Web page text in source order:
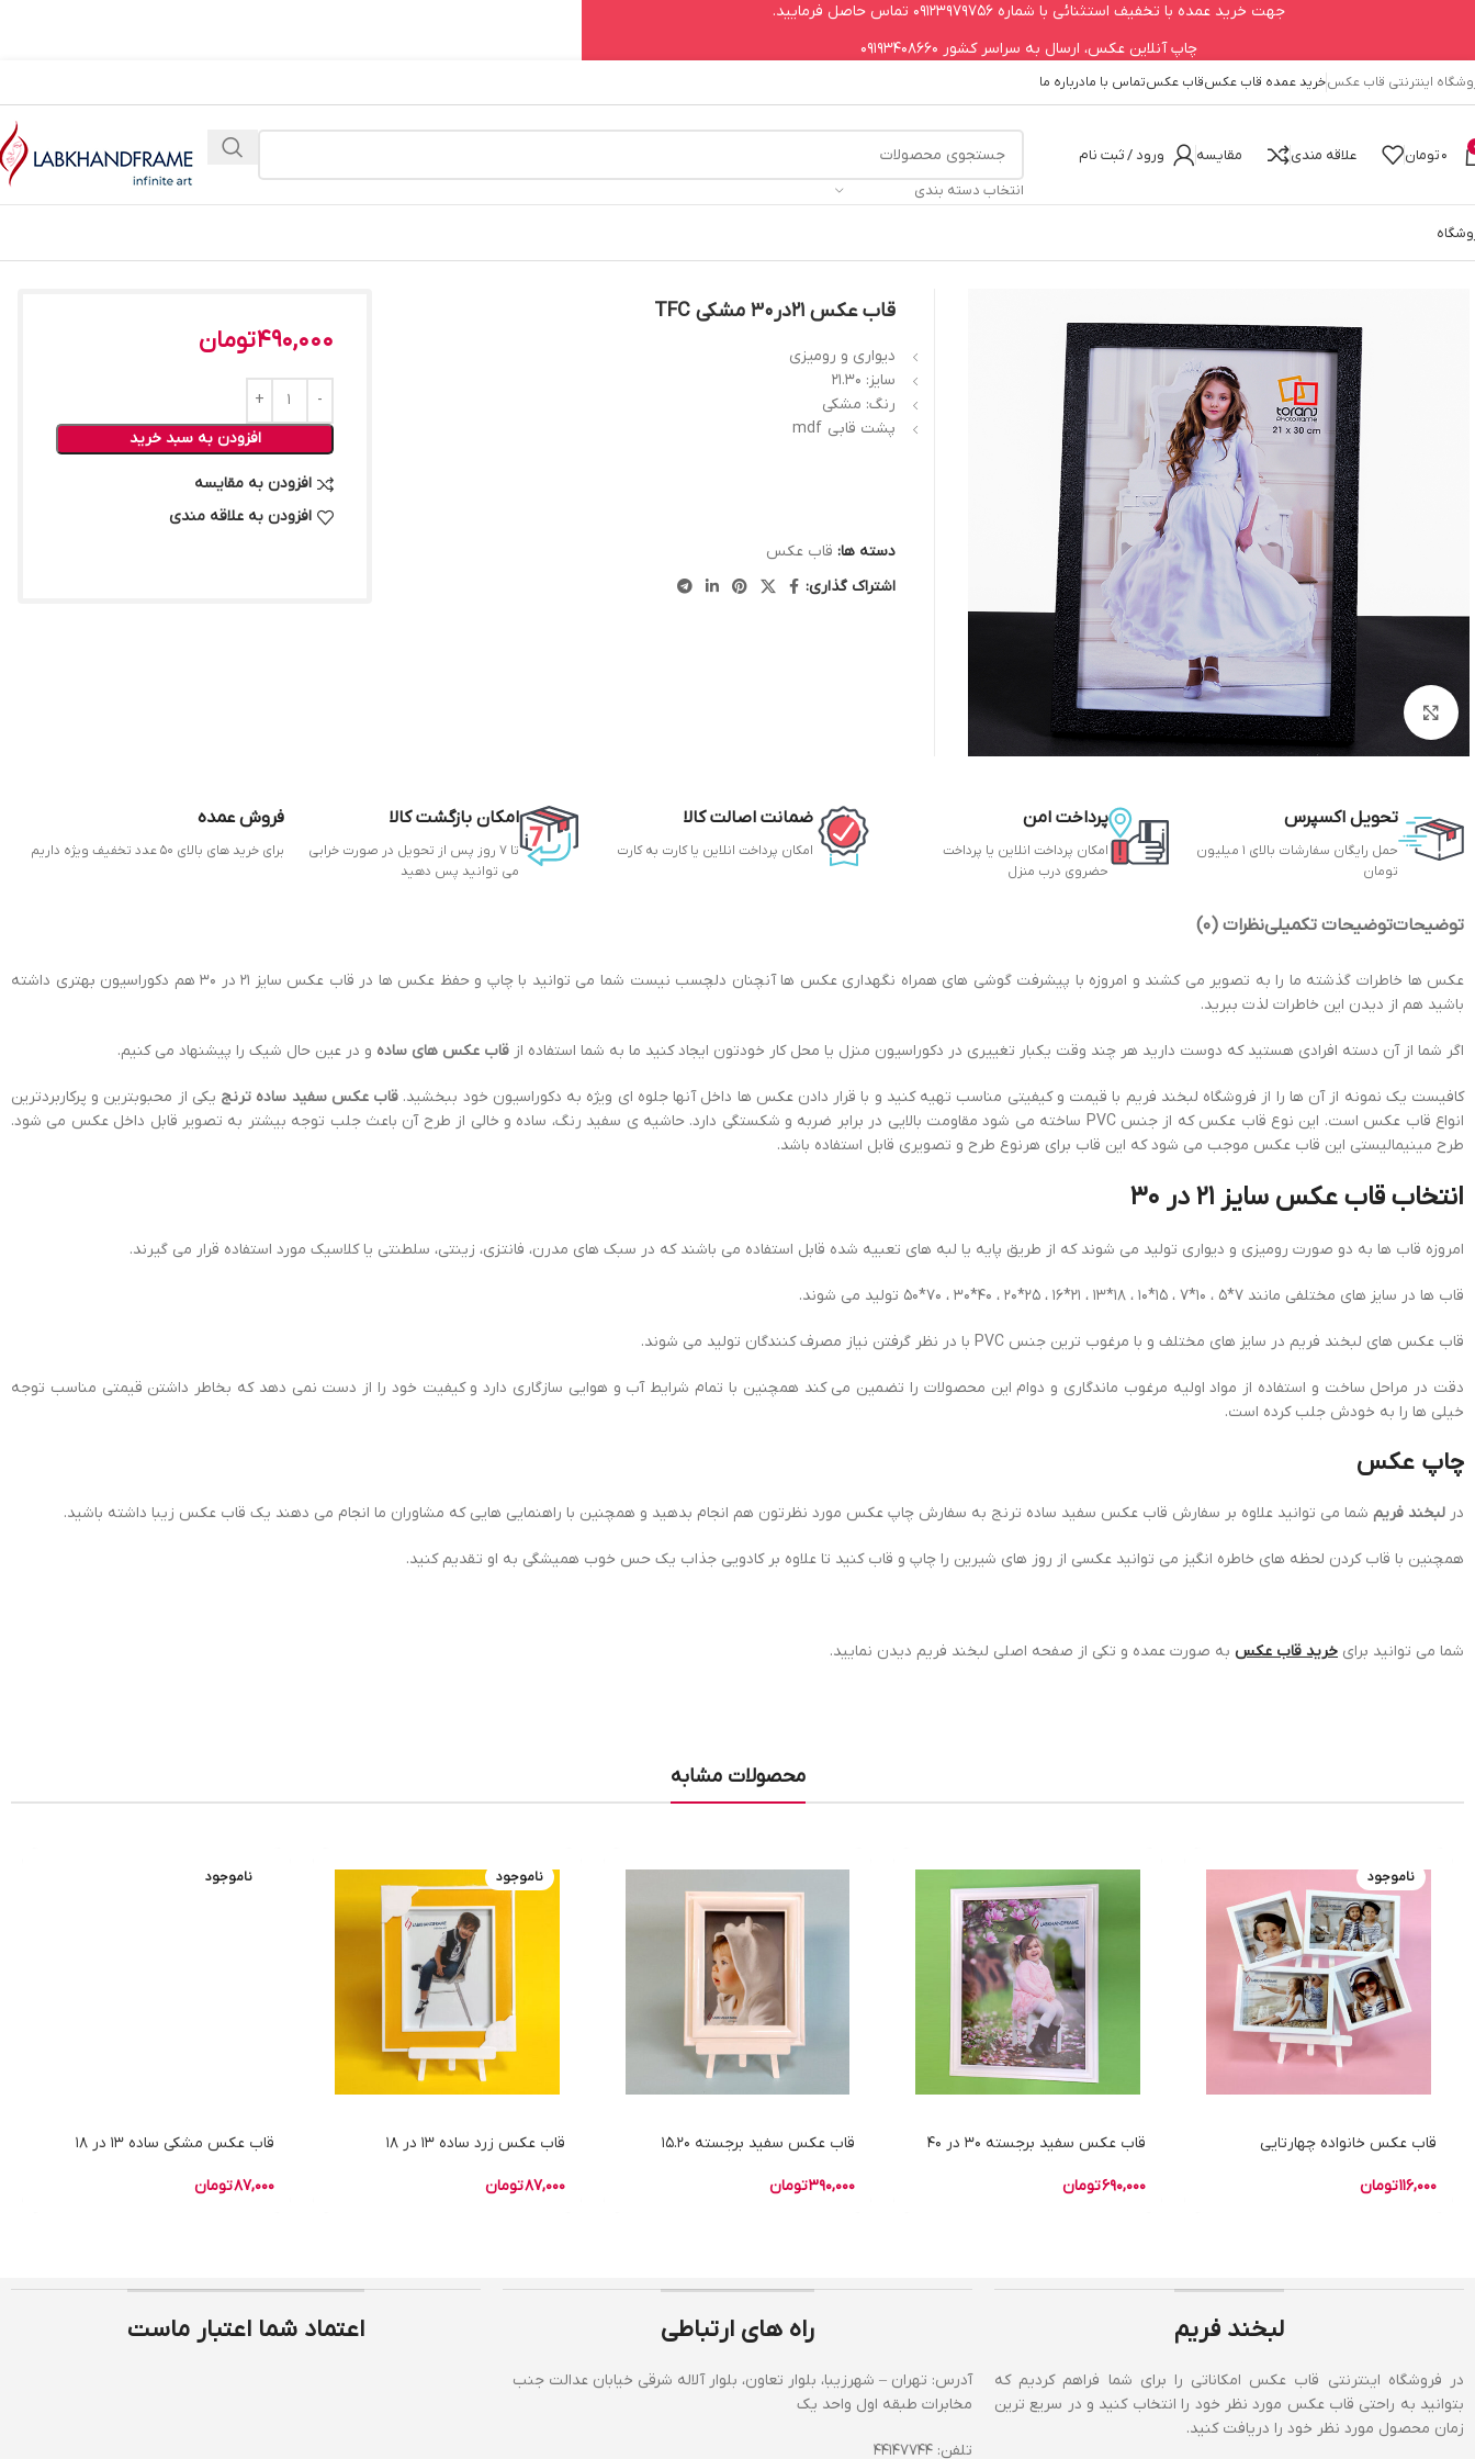
اینترنتی قاب عکسخرید عمده قاب عکسقاب عکستماس با مادرباره ما
0تومان علاقه مندی مقایسه
ورود / ثبت نام
انتخاب دسته بندی
بزرگنمایی تصویر
قاب عکس 21در30 مشکی TFC
دیواری و رومیزی
سایز: 21.30
رنگ: مشکی
پشت قابی mdf
دسته ها: قاب عکس
اشتراک گذاری:
490,000تومان
افزودن به سبد خرید
افزودن به مقایسه
افزودن به علاقه مندی
تحویل اکسپرس
حمل رایگان سفارشات بالای 1 میلیون
تومان
پرداخت امن
امکان پرداخت انلاین یا پرداخت
حضروی درب منزل
ضمانت اصالت کالا
امکان پرداخت انلاین یا کارت به کارت
امکان بازگشت کالا
تا 7 روز پس از تحویل در صورت خرابی
می توانید پس دهید
فروش عمده
برای خرید های بالای 50 عدد تخفیف ویژه داریم
توضیحاتتوضیحات تکمیلینظرات (0)
عکس ها خاطرات گذشته ما را به تصویر می کشند و امروزه با پیشرفت گوشی های همراه نگهداری عکس ها آنچنان دلچسب نیست شما می توانید با چاپ و حفظ عکس ها در قاب عکس سایز 21 در 30 هم دکوراسیون بهتری داشته
باشید هم از دیدن این خاطرات لذت ببرید.
اگر شما از آن دسته افرادی هستید که دوست دارید هر چند وقت یکبار تغییری در دکوراسیون منزل یا محل کار خودتون ایجاد کنید ما به شما استفاده از قاب عکس های ساده و در عین حال شیک را پیشنهاد می کنیم.
کافیست یک نمونه از آن ها را از فروشگاه لبخند فریم با قیمت و کیفیتی مناسب تهیه کنید و با قرار دادن عکس ها داخل آنها جلوه ای ویژه به دکوراسیون خود ببخشید. قاب عکس سفید ساده ترنج یکی از محبوبترین و پرکاربردترین
انواع قاب عکس است. این نوع قاب عکس که از جنس PVC ساخته می شود مقاومت بالایی در برابر ضربه و شکستگی دارد. حاشیه ی سفید رنگ، ساده و خالی از طرح آن باعث جلب توجه بیشتر به تصویر قابل داخل عکس می شود.
طرح مینیمالیستی این قاب عکس موجب می شود که این قاب برای هرنوع طرح و تصویری قابل استفاده باشد.
انتخاب قاب عکس سایز 21 در 30
امروزه قاب ها به دو صورت رومیزی و دیواری تولید می شوند که از طریق پایه یا لبه های تعبیه شده قابل استفاده می باشند که در سبک های مدرن، فانتزی، زینتی، سلطنتی یا کلاسیک مورد استفاده قرار می گیرند.
قاب ها در سایز های مختلفی مانند 7*5 ، 10*7 ، 15*10 ، 18*13 ، 21*16 ، 25*20 ، 40*30 ، 70*50 تولید می شوند.
قاب عکس های لبخند فریم در سایز های مختلف و با مرغوب ترین جنس PVC با در نظر گرفتن نیاز مصرف کنندگان تولید می شوند.
دقت در مراحل ساخت و استفاده از مواد اولیه مرغوب ماندگاری و دوام این محصولات را تضمین می کند همچنین با تمام شرایط آب و هوایی سازگاری دارد و کیفیت خود را از دست نمی دهد که بخاطر داشتن قیمتی مناسب توجه
خیلی ها را به خودش جلب کرده است.
چاپ عکس
در لبخند فریم شما می توانید علاوه بر سفارش قاب عکس سفید ساده ترنج به سفارش چاپ عکس مورد نظرتون هم انجام بدهید و همچنین با راهنمایی هایی که مشاوران ما انجام می دهند یک قاب عکس زیبا داشته باشید.
همچنین با قاب کردن لحظه های خاطره انگیز می توانید عکسی از روز های شیرین را چاپ و قاب کنید تا علاوه بر کادویی جذاب یک حس خوب همیشگی به او تقدیم کنید.
شما می توانید برای خرید قاب عکس به صورت عمده و تکی از صفحه اصلی لبخند فریم دیدن نمایید.
محصولات مشابه
ناموجود
قاب عکس خانواده چهارتایی
116,000تومان
قاب عکس سفید برجسته 30 در 40
690,000تومان
قاب عکس سفید برجسته 15.20
390,000تومان
ناموجود
قاب عکس زرد ساده 13 در 18
87,000تومان
ناموجود
قاب عکس مشکی ساده 13 در 18
87,000تومان
لبخند فریم
در فروشگاه اینترنتی قاب عکس امکاناتی را برای شما فراهم کردیم که
بتوانید به راحتی قاب عکس مورد نظر خود را انتخاب کنید و در سریع ترین
زمان محصول مورد نظر خود را دریافت کنید.
راه های ارتباطی
آدرس: تهران – شهرزیبا، بلوار تعاون، بلوار آلاله شرقی خیابان عدالت جنب
مخابرات طبقه اول واحد یک
تلفن: 44147744
اعتماد شما اعتبار ماست
جهت خرید عمده با تخفیف استثنائی با شماره 09123979756 تماس حاصل فرمایید.
چاپ آنلاین عکس، ارسال به سراسر کشور 09193408660